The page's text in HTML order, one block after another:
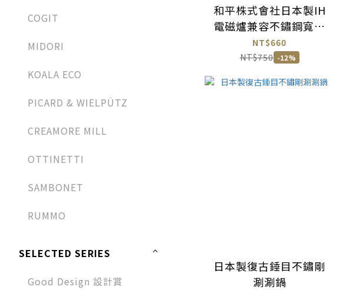
COGIT
MIDORI
KOALA ECO
PICARD & WIELPÜTZ
CREAMORE MILL
OTTINETTI
SAMBONET
RUMMO
SELECTED SERIES
Good Design 設計賞
和平株式會社日本製IH
電磁爐兼容不鏽鋼寬淺
雪平鍋
NT$660
NT$750 -12%
日本製復古錘目不鏽剛
涮涮鍋